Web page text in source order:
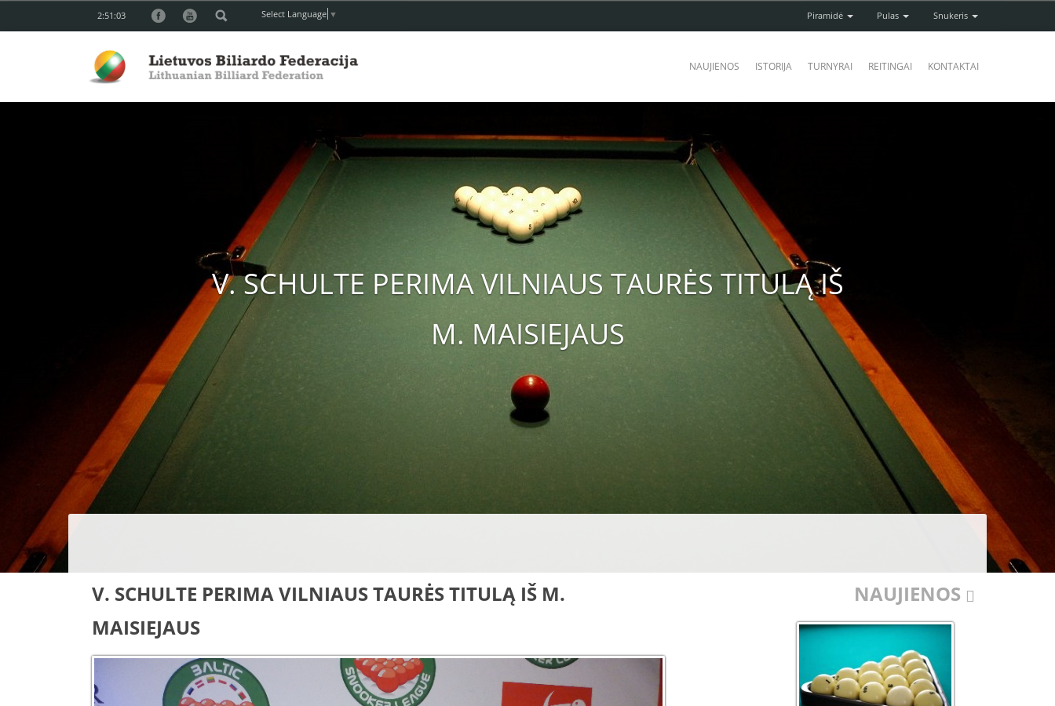
2:51:05 Select Language ▼ Piramidė Pulas Snukeris
NAUJIENOS ISTORIJA TURNYRAI REITINGAI KONTAKTAI
V. SCHULTE PERIMA VILNIAUS TAURĖS TITULĄ IŠ
M. MAISIEJAUS
V. SCHULTE PERIMA VILNIAUS TAURĖS TITULĄ IŠ M.
MAISIEJAUS
NAUJIENOS